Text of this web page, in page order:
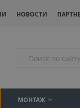
НОВОСТИ
МОНТАЖ